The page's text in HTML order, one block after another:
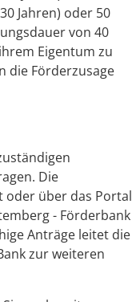
Jahren) oder 50
von 40
Eigentum zu
die Förderzusage
Die
oder über das Portal
- Förderbank
Anträge leitet die
zur weiteren